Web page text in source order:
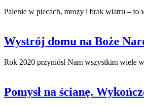
Palenie w piecach, mrozy i brak wiatru – to
Wystrój domu na Boże
Rok 2020 przyniósł Nam wszystkim wiele
Pomysł na ścianę.